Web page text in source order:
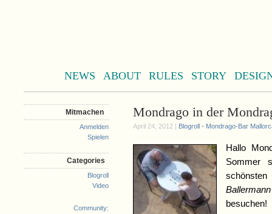
NEWS ABOUT RULES STORY
Mitmachen
Anmelden
Spielen
Categories
Blogroll
Video
Community:
Mondrago in der
April 24, 2012 | Blogroll • Mondrago-Bar
Hallo
Sommer
Ballermann
besuchen!